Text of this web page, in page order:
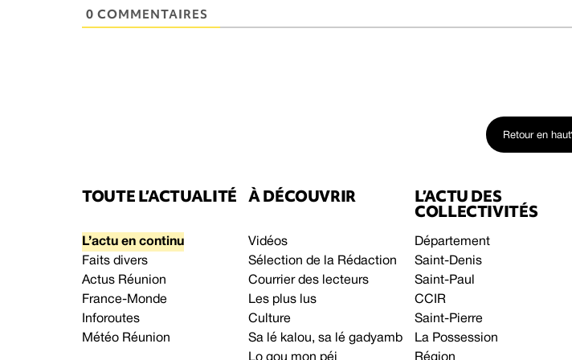
0 COMMENTAIRES
Retour en haut
TOUTE L’ACTUALITÉ
L’actu en continu
Faits divers
Actus Réunion
France-Monde
Inforoutes
Météo Réunion
À DÉCOUVRIR
Vidéos
Sélection de la Rédaction
Courrier des lecteurs
Les plus lus
Culture
Sa lé kalou, sa lé gadyamb
Lo gou mon péi
L’ACTU DES
COLLECTIVITÉS
Département
Saint-Denis
Saint-Paul
CCIR
Saint-Pierre
La Possession
Région